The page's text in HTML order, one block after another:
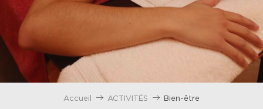
Accueil ACTIVITÉS Bien-être